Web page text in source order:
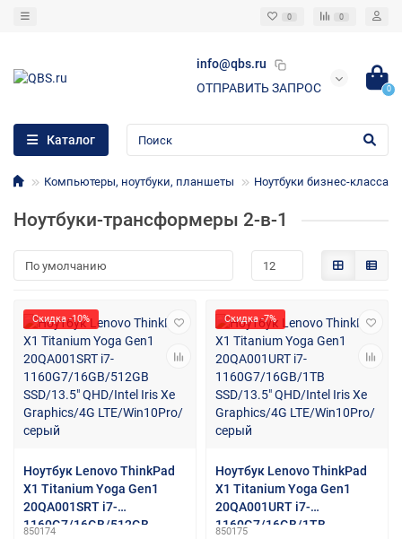
0 0
info@qbs.ru
ОТПРАВИТЬ ЗАПРОС
0
Каталог
Компьютеры, ноутбуки, планшеты Ноутбуки бизнес-класса
Ноутбуки-трансформеры 2-в-1
Скидка -10%
Ноутбук Lenovo ThinkPad
X1 Titanium Yoga Gen1
20QA001SRT i7-
1160G7/16GB/512GB
850174
Скидка -7%
Ноутбук Lenovo ThinkPad
X1 Titanium Yoga Gen1
20QA001URT i7-
1160G7/16GB/1TB
850175